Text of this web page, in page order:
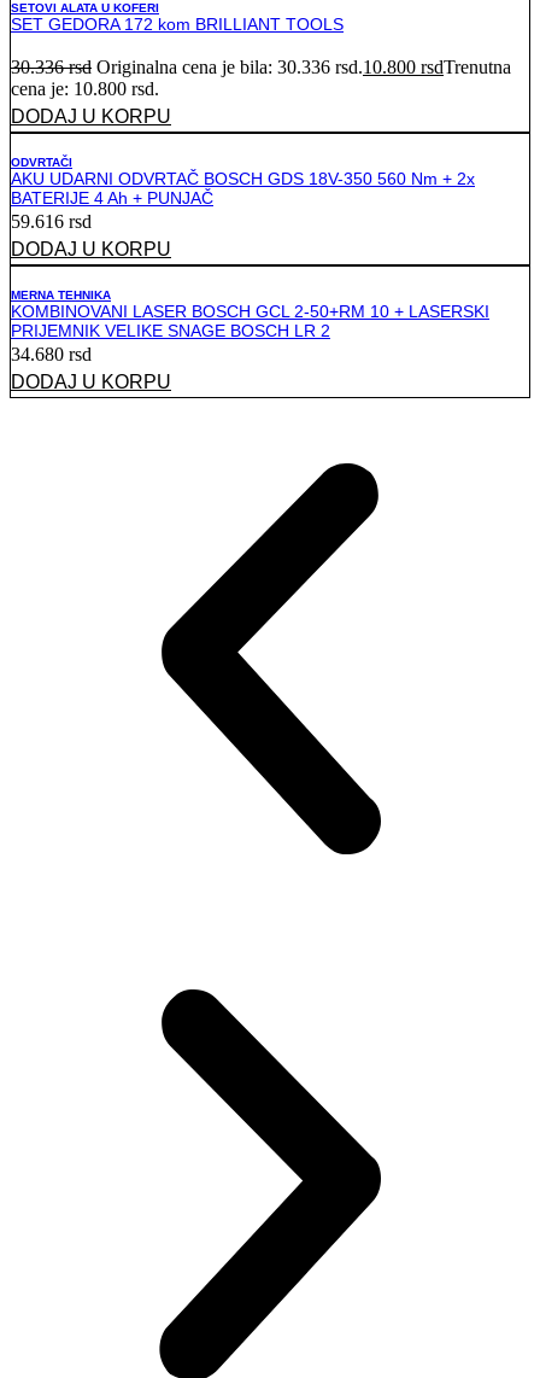
SETOVI ALATA U KOFERI
SET GEDORA 172 kom BRILLIANT TOOLS
30.336rsd Originalna cena je bila: 30.336 rsd.10.800 rsdTrenutna
cena je: 10.800 rsd.
DODAJ U KORPU
ODVRTAČI
AKU UDARNI ODVRTAČ BOSCH GDS 18V-350 560 Nm + 2x
BATERIJE 4 Ah + PUNJAČ
59.616 rsd
DODAJ U KORPU
MERNA TEHNIKA
KOMBINOVANI LASER BOSCH GCL 2-50+RM 10 + LASERSKI
PRIJEMNIK VELIKE SNAGE BOSCH LR 2
34.680 rsd
DODAJ U KORPU